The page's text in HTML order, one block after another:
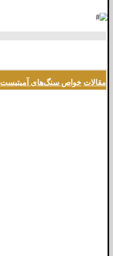
مقالات خواص سنگ‌های آمیتیست